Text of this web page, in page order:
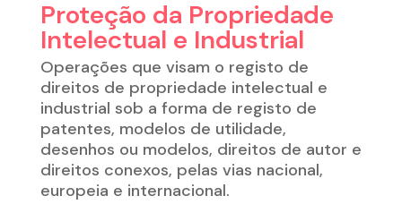
Proteção da Propriedade
Intelectual e Industrial
Operações que visam o registo de
direitos de propriedade intelectual e
industrial sob a forma de registo de
patentes, modelos de utilidade,
desenhos ou modelos, direitos de autor e
direitos conexos, pelas vias nacional,
europeia e internacional.